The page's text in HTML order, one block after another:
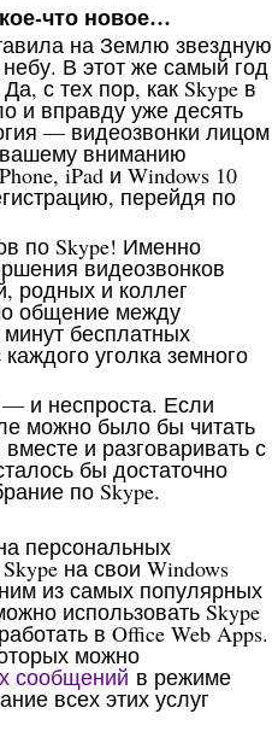
что новое…
на Землю звездную
В этот же самый год
Да, с тех пор, как Skype в
и вправду уже десять
— видеозвонки лицом
вниманию
iPad и Windows 10
перейдя по
по Skype! Именно
видеозвонков
родных и коллег
общение между
бесплатных
уголка земного
и неспроста. Если
можно было бы читать
и разговаривать с
бы достаточно
по Skype.
персональных
на свои Windows
из самых популярных
использовать Skype
в Office Web Apps.
можно
сообщений в режиме
всех этих услуг